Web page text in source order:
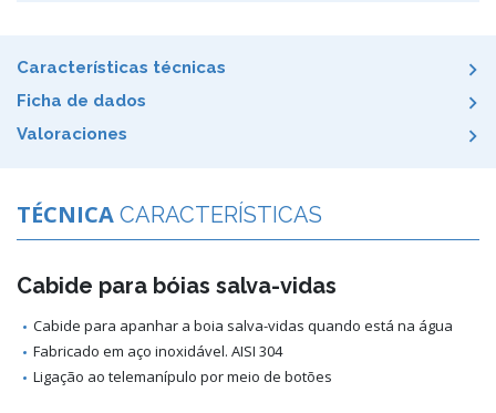
Características técnicas
Ficha de dados
Valoraciones
TÉCNICA CARACTERÍSTICAS
Cabide para bóias salva-vidas
Cabide para apanhar a boia salva-vidas quando está na água
Fabricado em aço inoxidável. AISI 304
Ligação ao telemanípulo por meio de botões